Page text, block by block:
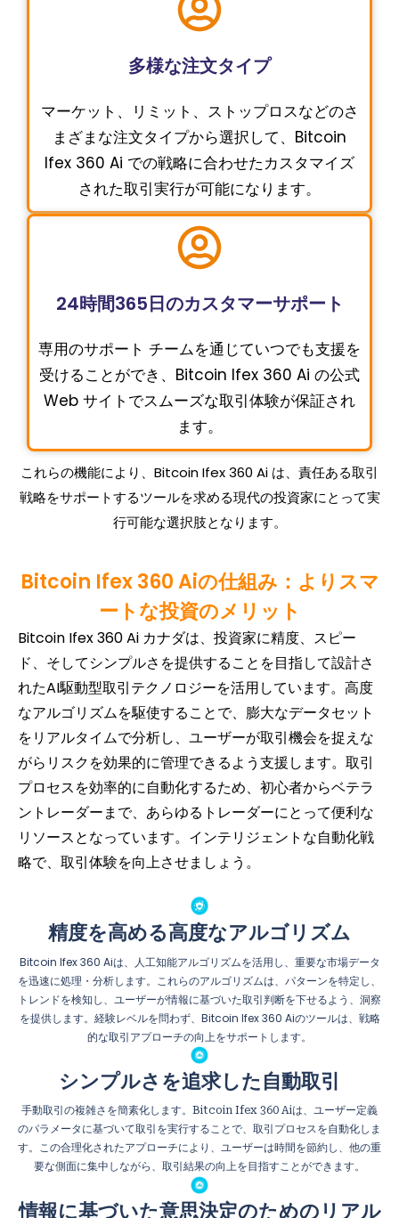
多様な注文タイプ
マーケット、リミット、ストップロスなどのさ
まざまな注文タイプから選択して、Bitcoin
Ifex 360 Ai での戦略に合わせたカスタマイズ
された取引実行が可能になります。
24時間365日のカスタマーサポート
専用のサポート チームを通じていつでも支援を
受けることができ、Bitcoin Ifex 360 Ai の公式
Web サイトでスムーズな取引体験が保証され
ます。
これらの機能により、Bitcoin Ifex 360 Ai は、責任ある取引
戦略をサポートするツールを求める現代の投資家にとって実
行可能な選択肢となります。
Bitcoin Ifex 360 Aiの仕組み：よりスマ
ートな投資のメリット
Bitcoin Ifex 360 Ai カナダは、投資家に精度、スピー
ド、そしてシンプルさを提供することを目指して設計さ
れたAI駆動型取引テクノロジーを活用しています。高度
なアルゴリズムを駆使することで、膨大なデータセット
をリアルタイムで分析し、ユーザーが取引機会を捉えな
がらリスクを効果的に管理できるよう支援します。取引
プロセスを効率的に自動化するため、初心者からベテラ
ントレーダーまで、あらゆるトレーダーにとって便利な
リソースとなっています。インテリジェントな自動化戦
略で、取引体験を向上させましょう。
精度を高める高度なアルゴリズム
Bitcoin Ifex 360 Aiは、人工知能アルゴリズムを活用し、重要な市場データ
を迅速に処理・分析します。これらのアルゴリズムは、パターンを特定し、
トレンドを検知し、ユーザーが情報に基づいた取引判断を下せるよう、洞察
を提供します。経験レベルを問わず、Bitcoin Ifex 360 Aiのツールは、戦略
的な取引アプローチの向上をサポートします。
シンプルさを追求した自動取引
手動取引の複雑さを簡素化します。Bitcoin Ifex 360 Aiは、ユーザー定義
のパラメータに基づいて取引を実行することで、取引プロセスを自動化しま
す。この合理化されたアプローチにより、ユーザーは時間を節約し、他の重
要な側面に集中しながら、取引結果の向上を目指すことができます。
情報に基づいた意思決定のためのリアル